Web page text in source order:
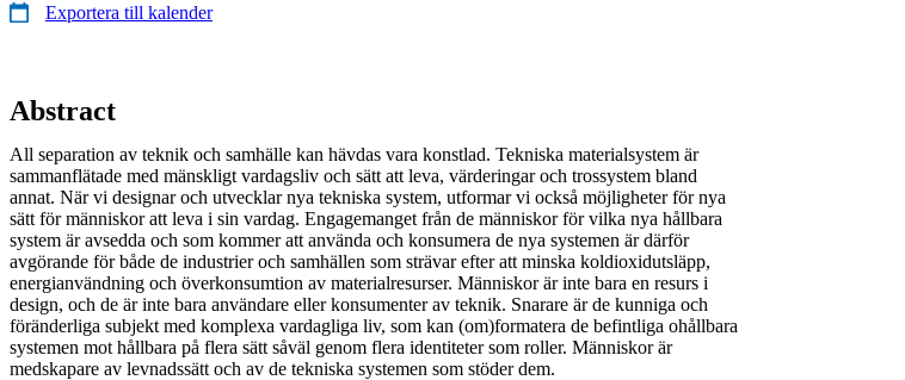
Exportera till kalender
Abstract
All separation av teknik och samhälle kan hävdas vara konstlad. Tekniska materialsystem är
sammanflätade med mänskligt vardagsliv och sätt att leva, värderingar och trossystem bland
annat. När vi designar och utvecklar nya tekniska system, utformar vi också möjligheter för nya
sätt för människor att leva i sin vardag. Engagemanget från de människor för vilka nya hållbara
system är avsedda och som kommer att använda och konsumera de nya systemen är därför
avgörande för både de industrier och samhällen som strävar efter att minska koldioxidutsläpp,
energianvändning och överkonsumtion av materialresurser. Människor är inte bara en resurs i
design, och de är inte bara användare eller konsumenter av teknik. Snarare är de kunniga och
föränderliga subjekt med komplexa vardagliga liv, som kan (om)formatera de befintliga ohållbara
systemen mot hållbara på flera sätt såväl genom flera identiteter som roller. Människor är
medskapare av levnadssätt och av de tekniska systemen som stöder dem.